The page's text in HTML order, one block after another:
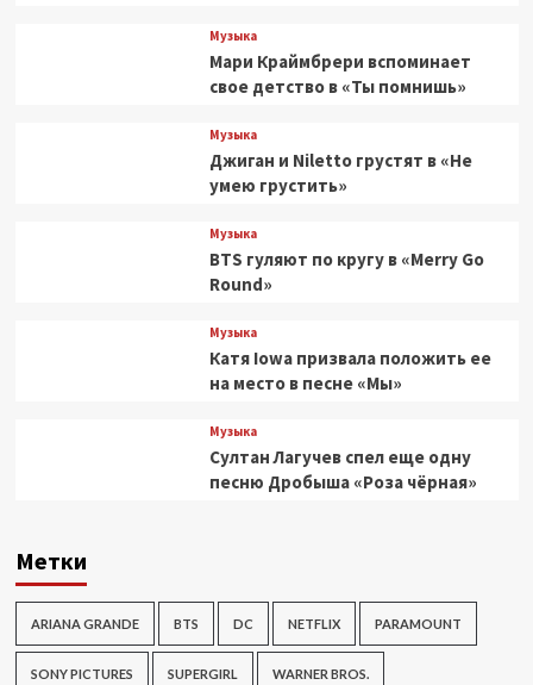
Музыка
Мари Краймбрери вспоминает
свое детство в «Ты помнишь»
Музыка
Джиган и Niletto грустят в «Не
умею грустить»
Музыка
BTS гуляют по кругу в «Merry Go
Round»
Музыка
Катя Iowa призвала положить ее
на место в песне «Мы»
Музыка
Султан Лагучев спел еще одну
песню Дробыша «Роза чёрная»
Метки
ARIANA GRANDE BTS DC NETFLIX PARAMOUNT
SONY PICTURES SUPERGIRL WARNER BROS.